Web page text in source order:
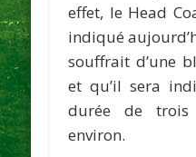
effet, le Head
indiqué
souffrait d’une
et qu’il sera
durée de trois
environ.